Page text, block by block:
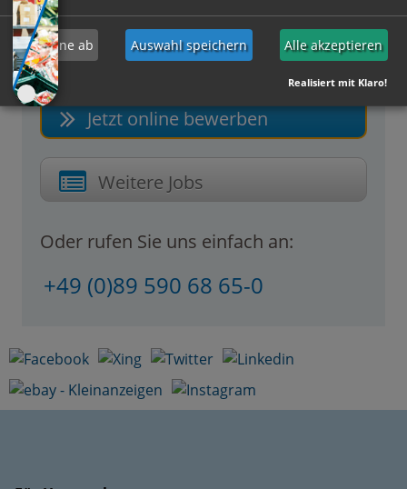
Großraum München
Vollzeit
Jetzt online bewerben
Weitere Jobs
Oder rufen Sie uns einfach an:
+49 (0)89 590 68 65-0
Ich lehne ab Auswahl speichern Alle akzeptieren
Realisiert mit Klaro!